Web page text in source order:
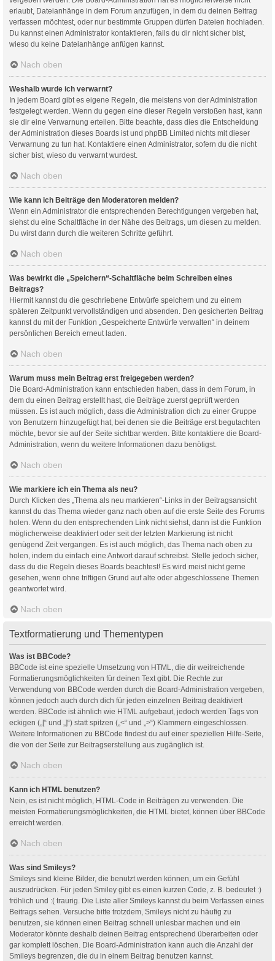
erlaubt, Dateianhänge in dem Forum anzufügen, in dem du deinen Beitrag
verfassen möchtest, oder nur bestimmte Gruppen dürfen Dateien hochladen.
Du kannst einen Administrator kontaktieren, falls du dir nicht sicher bist,
wieso du keine Dateianhänge anfügen kannst.
Nach oben
Weshalb wurde ich verwarnt?
In jedem Board gibt es eigene Regeln, die meistens von der Administration
festgelegt werden. Wenn du gegen eine dieser Regeln verstoßen hast, kann
sie dir eine Verwarnung erteilen. Bitte beachte, dass dies die Entscheidung
der Administration dieses Boards ist und phpBB Limited nichts mit dieser
Verwarnung zu tun hat. Kontaktiere einen Administrator, sofern du die nicht
sicher bist, wieso du verwarnt wurdest.
Nach oben
Wie kann ich Beiträge den Moderatoren melden?
Wenn ein Administrator die entsprechenden Berechtigungen vergeben hat,
siehst du eine Schaltfläche in der Nähe des Beitrags, um diesen zu melden.
Du wirst dann durch die weiteren Schritte geführt.
Nach oben
Was bewirkt die „Speichern“-Schaltfläche beim Schreiben eines
Beitrags?
Hiermit kannst du die geschriebene Entwürfe speichern und zu einem
späteren Zeitpunkt vervollständigen und absenden. Den gesicherten Beitrag
kannst du mit der Funktion „Gespeicherte Entwürfe verwalten“ in deinem
persönlichen Bereich erneut laden.
Nach oben
Warum muss mein Beitrag erst freigegeben werden?
Die Board-Administration kann entschieden haben, dass in dem Forum, in
dem du einen Beitrag erstellt hast, die Beiträge zuerst geprüft werden
müssen. Es ist auch möglich, dass die Administration dich zu einer Gruppe
von Benutzern hinzugefügt hat, bei denen sie die Beiträge erst begutachten
möchte, bevor sie auf der Seite sichtbar werden. Bitte kontaktiere die Board-
Administration, wenn du weitere Informationen dazu benötigst.
Nach oben
Wie markiere ich ein Thema als neu?
Durch Klicken des „Thema als neu markieren“-Links in der Beitragsansicht
kannst du das Thema wieder ganz nach oben auf die erste Seite des Forums
holen. Wenn du den entsprechenden Link nicht siehst, dann ist die Funktion
möglicherweise deaktiviert oder seit der letzten Markierung ist nicht
genügend Zeit vergangen. Es ist auch möglich, das Thema nach oben zu
holen, indem du einfach eine Antwort darauf schreibst. Stelle jedoch sicher,
dass du die Regeln dieses Boards beachtest! Es wird meist nicht gerne
gesehen, wenn ohne triftigen Grund auf alte oder abgeschlossene Themen
geantwortet wird.
Nach oben
Textformatierung und Thementypen
Was ist BBCode?
BBCode ist eine spezielle Umsetzung von HTML, die dir weitreichende
Formatierungsmöglichkeiten für deinen Text gibt. Die Rechte zur
Verwendung von BBCode werden durch die Board-Administration vergeben,
können jedoch auch durch dich für jeden einzelnen Beitrag deaktiviert
werden. BBCode ist ähnlich wie HTML aufgebaut, jedoch werden Tags von
eckigen („[“ und „]“) statt spitzen („<“ und „>“) Klammern eingeschlossen.
Weitere Informationen zu BBCode findest du auf einer speziellen Hilfe-Seite,
die von der Seite zur Beitragserstellung aus zugänglich ist.
Nach oben
Kann ich HTML benutzen?
Nein, es ist nicht möglich, HTML-Code in Beiträgen zu verwenden. Die
meisten Formatierungsmöglichkeiten, die HTML bietet, können über BBCode
erreicht werden.
Nach oben
Was sind Smileys?
Smileys sind kleine Bilder, die benutzt werden können, um ein Gefühl
auszudrücken. Für jeden Smiley gibt es einen kurzen Code, z. B. bedeutet :)
fröhlich und :( traurig. Die Liste aller Smileys kannst du beim Verfassen eines
Beitrags sehen. Versuche bitte trotzdem, Smileys nicht zu häufig zu
benutzen, sie können einen Beitrag schnell unlesbar machen und ein
Moderator könnte deshalb deinen Beitrag entsprechend überarbeiten oder
gar komplett löschen. Die Board-Administration kann auch die Anzahl der
Smileys begrenzen, die du in einem Beitrag benutzen kannst.